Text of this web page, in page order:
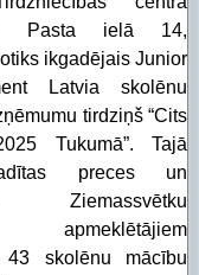
Pasta ielā 14,
ikgadējais Junior
Latvia skolēnu
tirdziņš “Cits
Tukumā”. Tajā
preces un
Ziemassvētku
apmeklētājiem
43 skolēnu mācību